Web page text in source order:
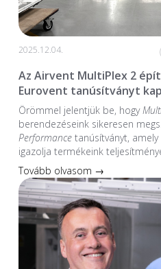
2025.12.04.
Az Airvent MultiPlex 2
Eurovent tanúsítványt
Örömmel jelentjük be, hogy
berendezéseink sikeresen
Performancetanúsítványt,
igazolja termékeink
Tovább olvasom →